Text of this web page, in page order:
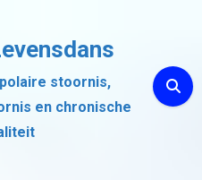
stoornis,
en chronische